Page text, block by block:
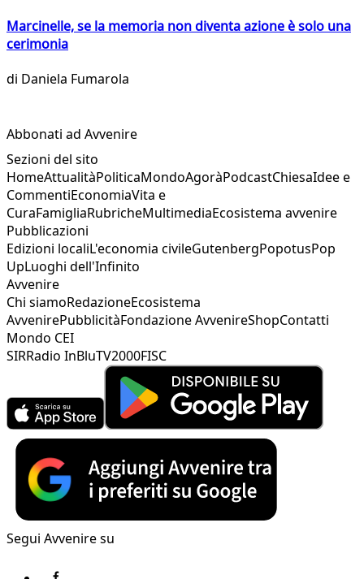
Marcinelle, se la memoria non diventa azione è solo una
cerimonia
di Daniela Fumarola
Abbonati ad Avvenire
Sezioni del sito
HomeAttualitàPoliticaMondoAgoràPodcastChiesaIdee e
CommentiEconomiaVita e
CuraFamigliaRubricheMultimediaEcosistema avvenire
Pubblicazioni
Edizioni localiL'economia civileGutenbergPopotusPop
UpLuoghi dell'Infinito
Avvenire
Chi siamoRedazioneEcosistema
AvvenirePubblicitàFondazione AvvenireShopContatti
Mondo CEI
SIRRadio InBluTV2000FISC
Segui Avvenire su